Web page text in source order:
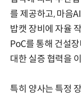
를 제공하고, 마음
밥캣 장비에 자율
PoC를 통해 건설
대한 실증 협력을
특히 양사는 특정